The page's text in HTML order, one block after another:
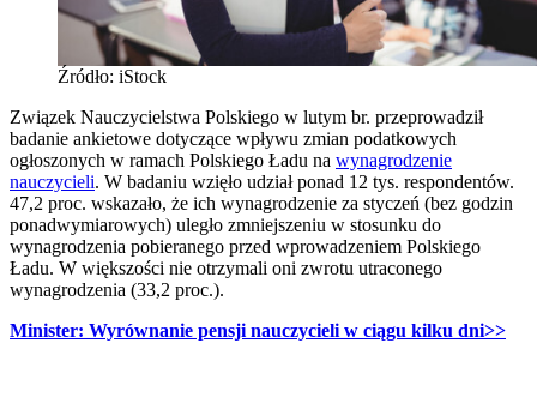
Źródło: iStock
Związek Nauczycielstwa Polskiego w lutym br. przeprowadził
badanie ankietowe dotyczące wpływu zmian podatkowych
ogłoszonych w ramach Polskiego Ładu na wynagrodzenie
nauczycieli. W badaniu wzięło udział ponad 12 tys. respondentów.
47,2 proc. wskazało, że ich wynagrodzenie za styczeń (bez godzin
ponadwymiarowych) uległo zmniejszeniu w stosunku do
wynagrodzenia pobieranego przed wprowadzeniem Polskiego
Ładu. W większości nie otrzymali oni zwrotu utraconego
wynagrodzenia (33,2 proc.).
Minister: Wyrównanie pensji nauczycieli w ciągu kilku dni>>